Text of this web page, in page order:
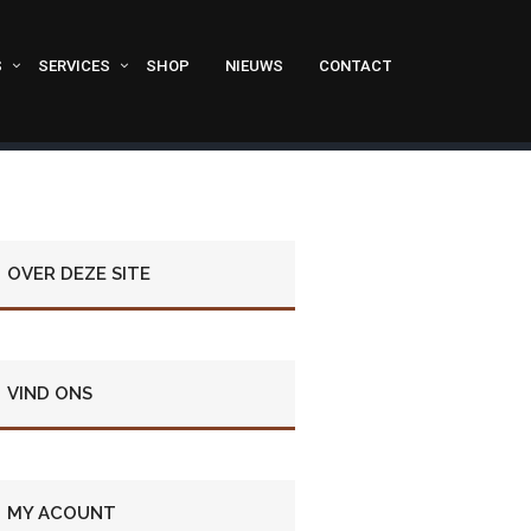
SERVICES SHOP NIEUWS CONTACT
OVER DEZE SITE
VIND ONS
MY ACOUNT